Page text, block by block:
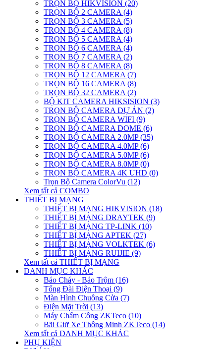
TRỌN BỘ HIKVISION (20)
TRỌN BỘ 2 CAMERA (4)
TRỌN BỘ 3 CAMERA (5)
TRỌN BỘ 4 CAMERA (8)
TRỌN BỘ 5 CAMERA (4)
TRỌN BỘ 6 CAMERA (4)
TRỌN BỘ 7 CAMERA (2)
TRỌN BỘ 8 CAMERA (8)
TRỌN BỘ 12 CAMERA (7)
TRỌN BỘ 16 CAMERA (8)
TRỌN BỘ 32 CAMERA (2)
BỘ KIT CAMERA HIKSISION (3)
TRỌN BỘ CAMERA DỰ ÁN (2)
TRỌN BỘ CAMERA WIFI (9)
TRỌN BỘ CAMERA DOME (6)
TRỌN BỘ CAMERA 2.0MP (35)
TRỌN BỘ CAMERA 4.0MP (6)
TRỌN BỘ CAMERA 5.0MP (6)
TRỌN BỘ CAMERA 8.0MP (0)
TRỌN BỘ CAMERA 4K UHD (0)
Trọn Bộ Camera ColorVu (12)
Xem tất cả COMBO
THIẾT BỊ MẠNG
THIẾT BỊ MẠNG HIKVISION (18)
THIẾT BỊ MẠNG DRAYTEK (9)
THIẾT BỊ MẠNG TP-LINK (10)
THIẾT BỊ MẠNG APTEK (27)
THIẾT BỊ MẠNG VOLKTEK (6)
THIẾT BỊ MẠNG RUIJIE (9)
Xem tất cả THIẾT BỊ MẠNG
DANH MỤC KHÁC
Báo Cháy - Báo Trộm (16)
Tổng Đài Điện Thoại (9)
Màn Hình Chuông Cửa (7)
Điện Mặt Trời (13)
Máy Chấm Công ZKTeco (10)
Bãi Giữ Xe Thông Minh ZKTeco (14)
Xem tất cả DANH MỤC KHÁC
PHỤ KIỆN